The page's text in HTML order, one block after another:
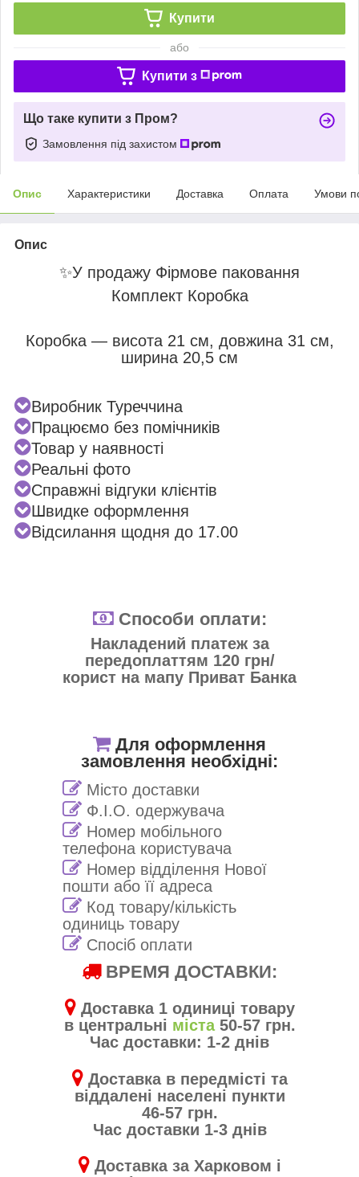
Купити
або
Купити з
Що таке купити з Пром?
Замовлення під захистом
Опис Характеристики Доставка Оплата Умови
Опис
✨У продажу Фірмове паковання
Комплект Коробка
Коробка — висота 21 см, довжина 31 см,
ширина 20,5 см
Виробник Туреччина
Працюємо без помічників
Товар у наявності
Реальні фото
Справжні відгуки клієнтів
Швидке оформлення
Відсилання щодня до 17.00
Способи оплати:
Накладений платеж за
передоплаттям 120 грн/
корист на мапу Приват Банка
Для оформлення
замовлення необхідні:
Місто доставки
Ф.І.О. одержувача
Номер мобільного
телефона користувача
Номер відділення Нової
пошти або її адреса
Код товару/кількість
одиниць товару
Спосіб оплати
ВРЕМЯ ДОСТАВКИ:
Доставка 1 одиниці товару
в центральні міста50-57 грн.
Час доставки: 1-2 днів
Доставка в передмісті та
віддалені населені пункти
46-57 грн.
Час доставки 1-3 днів
Доставка за Харковом і